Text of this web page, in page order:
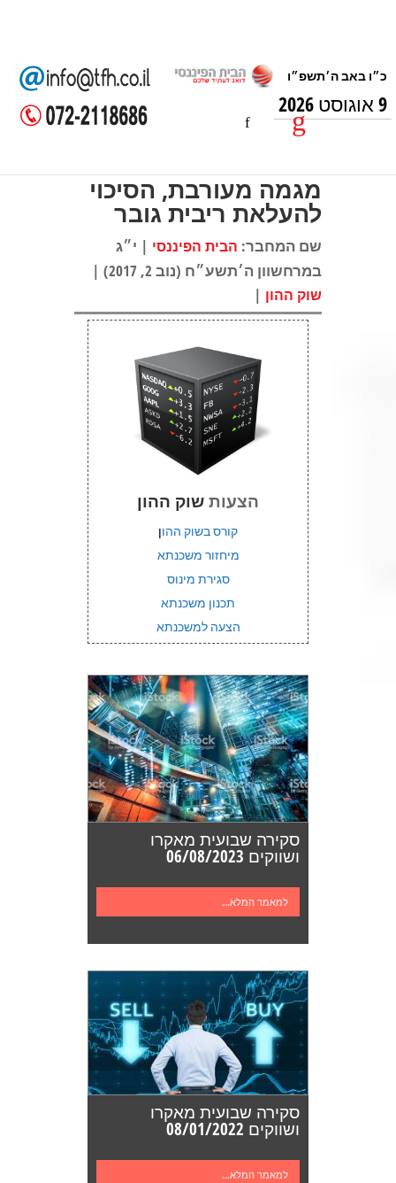
9 אוגוסט 2026
מגמה מעורבת, הסיכוי
להעלאת ריבית גובר
שם המחבר: הבית הפיננסי | י״ג
במרחשוון ה׳תשע״ח (נוב 2, 2017) |
שוק ההון |
הצעותשוק ההון
קורס בשוק ההון
מיחזור משכנתא
סגירת מינוס
תכנון משכנתא
הצעה למשכנתא
סקירה שבועית מאקרו
ושווקים 06/08/2023
למאמר המלא...
סקירה שבועית מאקרו
ושווקים 08/01/2022
למאמר המלא...